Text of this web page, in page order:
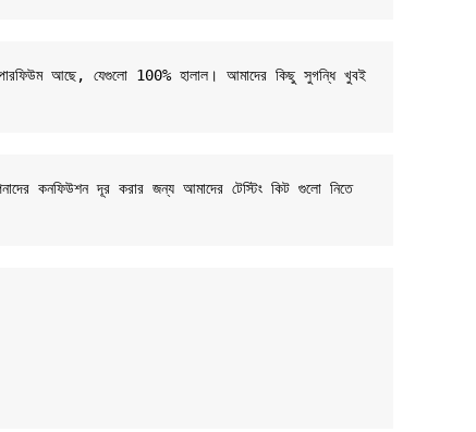
পারফিউম আছে, যেগুলো 100% হালাল। আমাদের কিছু সুগন্ধি খুবই
কনফিউশন দূর করার জন্য আমাদের টেস্টিং কিট গুলো নিতে